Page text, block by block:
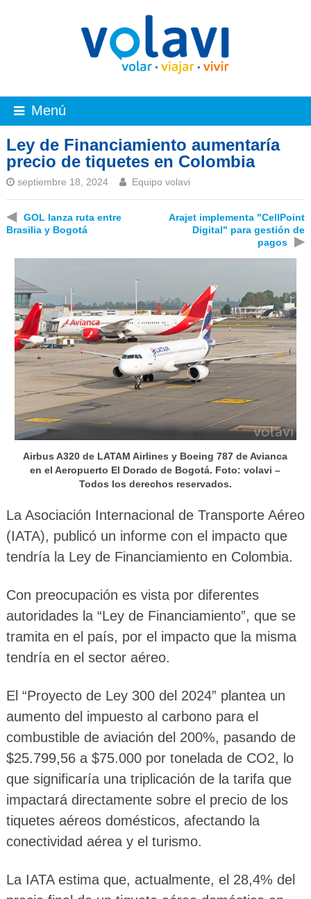
Menú
Ley de Financiamiento aumentaría
precio de tiquetes en Colombia
septiembre 18, 2024 Equipo volavi
◀
GOL lanza ruta entre
Brasilia y Bogotá
Arajet implementa "CellPoint
Digital" para gestión de
pagos
▶
Airbus A320 de LATAM Airlines y Boeing 787 de Avianca
en el Aeropuerto El Dorado de Bogotá. Foto: volavi –
Todos los derechos reservados.
La Asociación Internacional de Transporte Aéreo
(IATA), publicó un informe con el impacto que
tendría la Ley de Financiamiento en Colombia.
Con preocupación es vista por diferentes
autoridades la “Ley de Financiamiento”, que se
tramita en el país, por el impacto que la misma
tendría en el sector aéreo.
El “Proyecto de Ley 300 del 2024” plantea un
aumento del impuesto al carbono para el
combustible de aviación del 200%, pasando de
$25.799,56 a $75.000 por tonelada de CO2, lo
que significaría una triplicación de la tarifa que
impactará directamente sobre el precio de los
tiquetes aéreos domésticos, afectando la
conectividad aérea y el turismo.
La IATA estima que, actualmente, el 28,4% del